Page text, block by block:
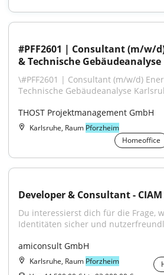
#PFF2601 | Consultant (m/w/
& Technische Gebäudeanalyse
\#PFF2601 | Consultant (m/w/d)
Technische Gebäudeanalyse
THOST Projektmanagement GmbH
Karlsruhe, Raum Pforzheim
Homeoffice
Developer & Consultant -
Du interessierst dich für die Frage,
Identitäten sicher und
amiconsult GmbH
Karlsruhe, Raum Pforzheim